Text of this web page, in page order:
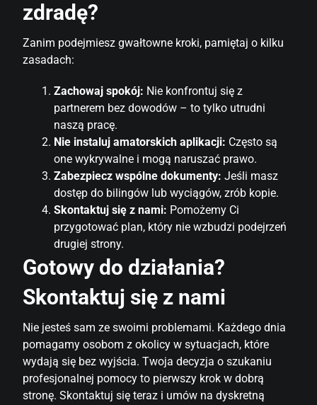
zdradę?
Zanim podejmiesz gwałtowne kroki, pamiętaj o kilku
zasadach:
Zachowaj spokój: Nie konfrontuj się z
partnerem bez dowodów – to tylko utrudni
naszą pracę.
Nie instaluj amatorskich aplikacji: Często są
one wykrywalne i mogą naruszać prawo.
Zabezpiecz wspólne dokumenty: Jeśli masz
dostęp do bilingów lub wyciągów, zrób kopie.
Skontaktuj się z nami: Pomożemy Ci
przygotować plan, który nie wzbudzi podejrzeń
drugiej strony.
Gotowy do działania?
Skontaktuj się z nami
Nie jesteś sam ze swoimi problemami. Każdego dnia
pomagamy osobom z okolicy w sytuacjach, które
wydają się bez wyjścia. Twoja decyzja o szukaniu
profesjonalnej pomocy to pierwszy krok w dobrą
stronę. Skontaktuj się teraz i umów na dyskretną